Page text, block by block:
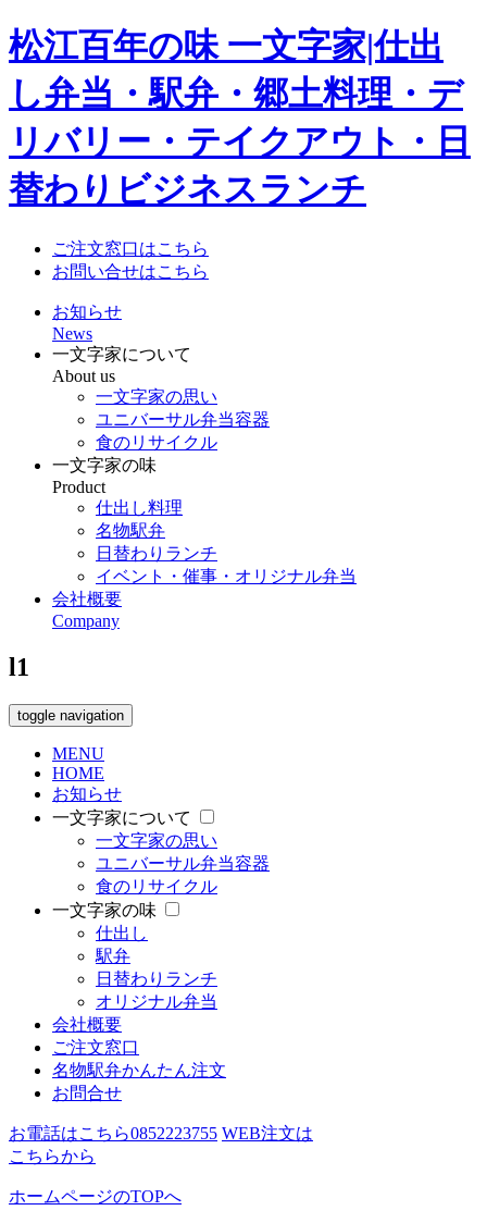
松江百年の味 一文字家|仕出
し弁当・駅弁・郷土料理・デ
リバリー・テイクアウト・日
替わりビジネスランチ
ご注文窓口はこちら
お問い合せはこちら
お知らせ
News
一文字家について
About us
一文字家の思い
ユニバーサル弁当容器
食のリサイクル
一文字家の味
Product
仕出し料理
名物駅弁
日替わりランチ
イベント・催事・オリジナル弁当
会社概要
Company
l1
toggle navigation
MENU
HOME
お知らせ
一文字家について
一文字家の思い
ユニバーサル弁当容器
食のリサイクル
一文字家の味
仕出し
駅弁
日替わりランチ
オリジナル弁当
会社概要
ご注文窓口
名物駅弁かんたん注文
お問合せ
お電話はこちら0852223755 WEB注文は
こちらから
ホームページのTOPへ